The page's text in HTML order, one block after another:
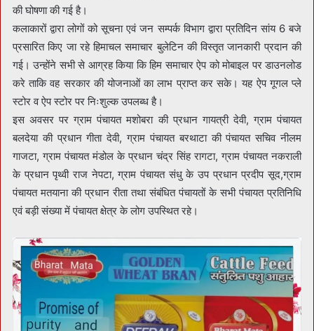
की घोषणा की गई है।
कलाकारों द्वारा लोगों को सूचना एवं जन सम्पर्क विभाग द्वारा प्रतिदिन सांय 6 बजे
प्रसारित किए जा रहे हिमाचल समाचार बुलेटिन की विस्तृत जानकारी प्रदान की
गई। उन्होंने सभी से आग्रह किया कि हिम समाचार ऐप को मोबाइल पर डाउनलोड
करे ताकि वह सरकार की योजनाओं का लाभ प्राप्त कर सके। यह ऐप गूगल प्ले
स्टोर व ऐप स्टोर पर निःशुल्क उपलब्ध है।
इस अवसर पर ग्राम पंचायत मशोबरा की प्रधान गायत्री देवी, ग्राम पंचायत
बलदेया की प्रधान गीता देवी, ग्राम पंचायत बरथाटा की पंचायत सचिव नीलम
गाजटा, ग्राम पंचायत मंडोल के प्रधान चंद्र सिंह रागटा, ग्राम पंचायत नकराली
के प्रधान पृथ्वी राज नेपटा, ग्राम पंचायत संधु के उप प्रधान प्रदीप सूद,ग्राम
पंचायत मतयाना की प्रधान रीता तथा संबंधित पंचायतों के सभी पंचायत प्रतिनिधि
एवं बड़ी संख्या में पंचायत क्षेत्र के लोग उपस्थित रहे।